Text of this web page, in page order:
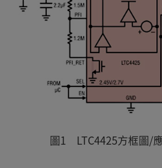
圖1 LTC4425方框圖/